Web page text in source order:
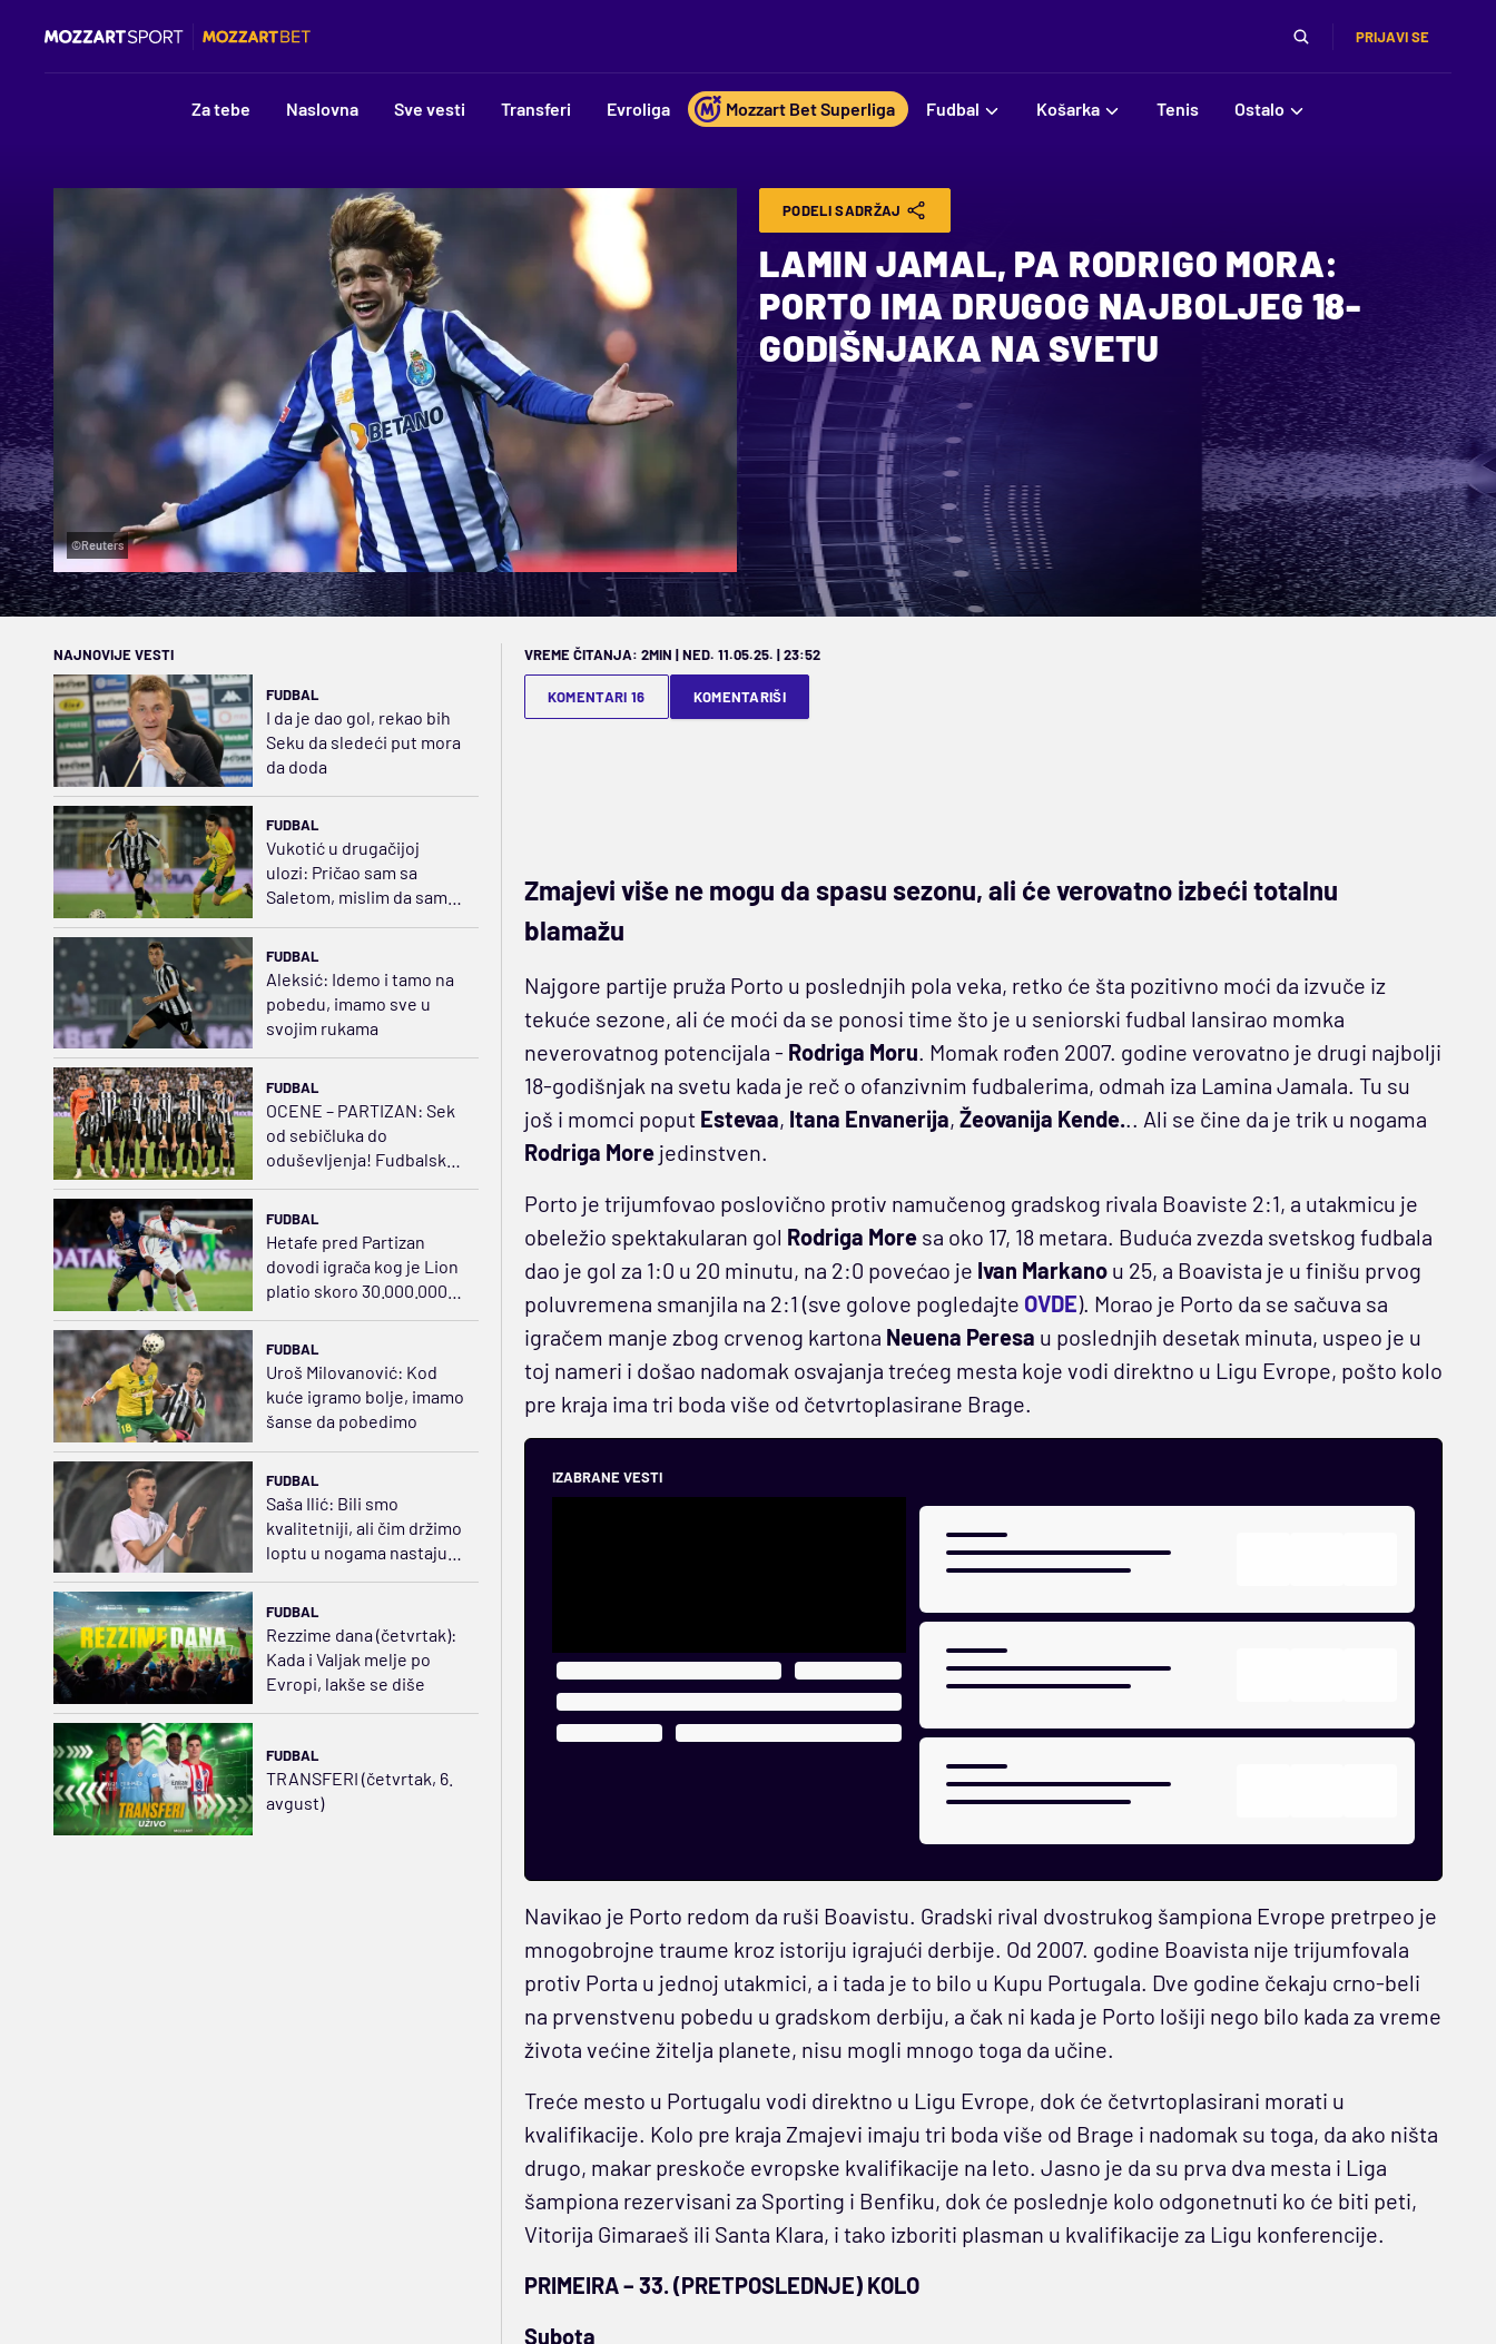
PRIJAVI SE
Za tebe Naslovna Sve vesti Transferi Evroliga Mozzart Bet Superliga Fudbal Košarka Tenis Ostalo
©Reuters
PODELI SADRŽAJ
LAMIN JAMAL, PA RODRIGO MORA:
PORTO IMA DRUGOG NAJBOLJEG 18-
GODIŠNJAKA NA SVETU
NAJNOVIJE VESTI
FUDBAL
I da je dao gol, rekao bih
Seku da sledeći put mora
da doda
FUDBAL
Vukotić u drugačijoj
ulozi: Pričao sam sa
Saletom, mislim da sam
FUDBAL
Aleksić: Idemo i tamo na
pobedu, imamo sve u
svojim rukama
FUDBAL
OCENE – PARTIZAN: Sek
od sebičluka do
oduševljenja! Fudbalski
švrća Kostić
FUDBAL
Hetafe pred Partizan
dovodi igrača kog je Lion
platio skoro 30.000.000
FUDBAL
Uroš Milovanović: Kod
kuće igramo bolje, imamo
šanse da pobedimo
FUDBAL
Saša Ilić: Bili smo
kvalitetniji, ali čim držimo
loptu u nogama nastaju
problemi
FUDBAL
Rezzime dana (četvrtak):
Kada i Valjak melje po
Evropi, lakše se diše
FUDBAL
TRANSFERI (četvrtak, 6.
avgust)
VREME ČITANJA: 2MIN | NED. 11.05.25. | 23:52
KOMENTARI 16 KOMENTARIŠI
Zmajevi više ne mogu da spasu sezonu, ali će verovatno izbeći totalnu
blamažu
Najgore partije pruža Porto u poslednjih pola veka, retko će šta pozitivno moći da izvuče iz
tekuće sezone, ali će moći da se ponosi time što je u seniorski fudbal lansirao momka
neverovatnog potencijala - Rodriga Moru. Momak rođen 2007. godine verovatno je drugi najbolji
18-godišnjak na svetu kada je reč o ofanzivnim fudbalerima, odmah iza Lamina Jamala. Tu su
još i momci poput Estevaa, Itana Envanerija, Žeovanija Kende... Ali se čine da je trik u nogama
Rodriga Morejedinstven.
Porto je trijumfovao poslovično protiv namučenog gradskog rivala Boaviste 2:1, a utakmicu je
obeležio spektakularan gol Rodriga More sa oko 17, 18 metara. Buduća zvezda svetskog fudbala
dao je gol za 1:0 u 20 minutu, na 2:0 povećao je Ivan Markanou 25, a Boavista je u finišu prvog
poluvremena smanjila na 2:1 (sve golove pogledajte OVDE). Morao je Porto da se sačuva sa
igračem manje zbog crvenog kartona Neuena Peresa u poslednjih desetak minuta, uspeo je u
toj nameri i došao nadomak osvajanja trećeg mesta koje vodi direktno u Ligu Evrope, pošto kolo
pre kraja ima tri boda više od četvrtoplasirane Brage.
IZABRANE VESTI
Navikao je Porto redom da ruši Boavistu. Gradski rival dvostrukog šampiona Evrope pretrpeo je
mnogobrojne traume kroz istoriju igrajući derbije. Od 2007. godine Boavista nije trijumfovala
protiv Porta u jednoj utakmici, a i tada je to bilo u Kupu Portugala. Dve godine čekaju crno-beli
na prvenstvenu pobedu u gradskom derbiju, a čak ni kada je Porto lošiji nego bilo kada za vreme
života većine žitelja planete, nisu mogli mnogo toga da učine.
Treće mesto u Portugalu vodi direktno u Ligu Evrope, dok će četvrtoplasirani morati u
kvalifikacije. Kolo pre kraja Zmajevi imaju tri boda više od Brage i nadomak su toga, da ako ništa
drugo, makar preskoče evropske kvalifikacije na leto. Jasno je da su prva dva mesta i Liga
šampiona rezervisani za Sporting i Benfiku, dok će poslednje kolo odgonetnuti ko će biti peti,
Vitorija Gimaraeš ili Santa Klara, i tako izboriti plasman u kvalifikacije za Ligu konferencije.
PRIMEIRA – 33. (PRETPOSLEDNJE) KOLO
Subota